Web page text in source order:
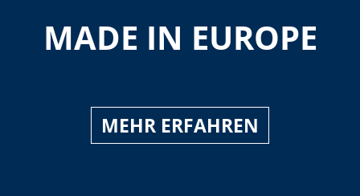
MADE IN EUROPE
MEHR ERFAHREN